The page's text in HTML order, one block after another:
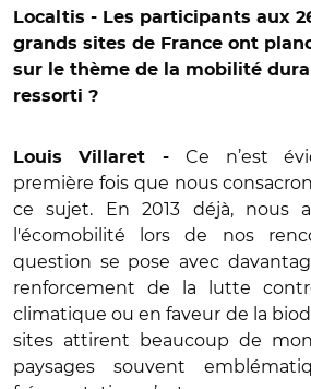
Localtis - Les participants aux
grands sites de France ont
sur le thème de la mobilité
ressorti ?
Louis Villaret -Ce n’est
première fois que nous
ce sujet. En 2013 déjà, nous
l'écomobilité lors de nos
question se pose avec
renforcement de la lutte
climatique ou en faveur de la
sites attirent beaucoup de
paysages souvent